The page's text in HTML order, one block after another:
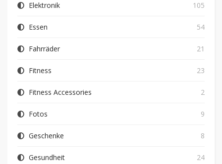
Elektronik 105
Essen 54
Fahrräder 21
Fitness 23
Fitness Accessories 2
Fotos 9
Geschenke 8
Gesundheit 24